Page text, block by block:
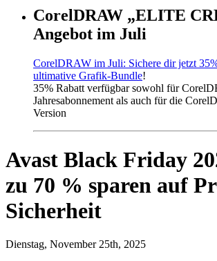
CorelDRAW „ELITE
Angebot im Juli
CorelDRAW im Juli: Sichere dir jetzt
ultimative Grafik-Bundle!
35% Rabatt verfügbar sowohl für
Jahresabonnement als auch für die
Version
Avast Black Friday
zu 70 % sparen auf
Sicherheit
Dienstag, November 25th, 2025